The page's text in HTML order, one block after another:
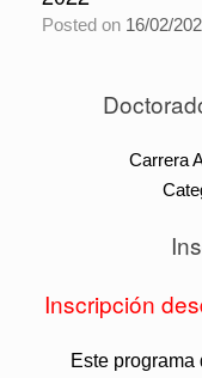
Posted on 16/02/
Carrera
Inscripción
Este